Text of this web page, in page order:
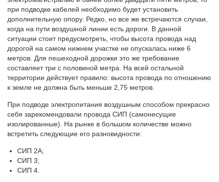
при подводке кабелей необходимо будет установить
дополнительную опору. Редко, но все же встречаются случаи,
когда на пути воздушной линии есть дороги. В данной
ситуации стоит предусмотреть, чтобы высота провода над
дорогой на самом нижнем участке не опускалась ниже 6
метров. Для пешеходной дорожки это же требование
составляет три с половиной метра. На всей остальной
территории действует правило: высота провода по отношению
к земле не должна быть меньше 2,75 метров.
При подводе электропитания воздушным способом прекрасно
себя зарекомендовали провода СИП (самонесущие
изолированные). На рынке в большом количестве можно
встретить следующие его разновидности:
СИП 2А;
СИП 3;
СИП 4.